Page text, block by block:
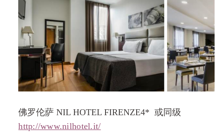
佛罗伦萨 NIL HOTEL FIRENZE4*或同级
http://www.nilhotel.it/